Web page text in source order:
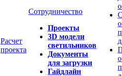
Расчет
проекта
Сотрудничество
Проекты
3D модели
светильников
Документы
для загрузки
Гайдлайн